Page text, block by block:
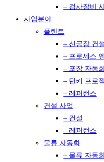
– 검사장비
사업분야
플랜트
– 신공장 컨
– 프로세스
– 포장 자동
– 턴키 프로
– 레퍼런스
건설 사업
– 건설
– 레퍼런스
물류 자동화
– 물류 자동